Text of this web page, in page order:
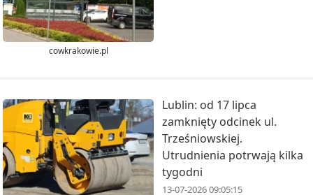
cowkrakowie.pl
Lublin: od 17 lipca
zamknięty odcinek ul.
Trześniowskiej.
Utrudnienia potrwają kilka
tygodni
13-07-2026 09:05:15